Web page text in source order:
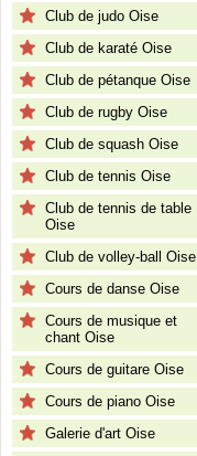
Club de judo Oise
Club de karaté Oise
Club de pétanque Oise
Club de rugby Oise
Club de squash Oise
Club de tennis Oise
Club de tennis de table
Oise
Club de volley-ball Oise
Cours de danse Oise
Cours de musique et
chant Oise
Cours de guitare Oise
Cours de piano Oise
Galerie d'art Oise